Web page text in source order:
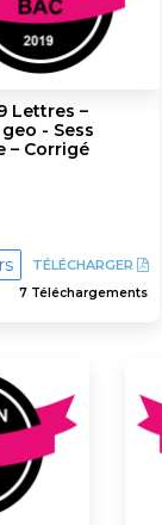
Lettres –
- Sess
– Corrigé
TÉLÉCHARGER
7 Téléchargements